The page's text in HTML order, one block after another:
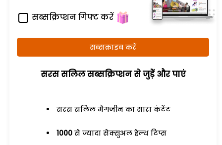
सब्सक्रिप्शन गिफ्ट करें
सब्सक्राइब करें
सरस सलिल सब्सक्रिप्शन से जुड़ेें और पाएं
सरस सलिल मैगजीन का सारा कंटेंट
1000 से ज्यादा सेक्सुअल हेल्थ टिप्स